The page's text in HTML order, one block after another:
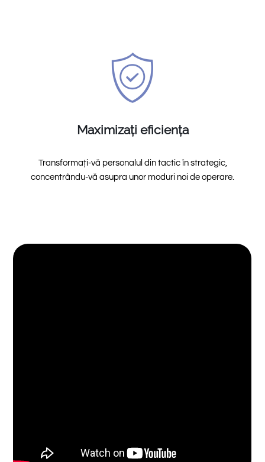
Maximizați eficiența
Transformați-vă personalul din tactic în strategic,
concentrându-vă asupra unor moduri noi de operare.